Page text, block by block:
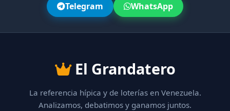
Telegram WhatsApp
El Grandatero
La referencia hípica y de loterías en Venezuela.
Analizamos, debatimos y ganamos juntos.